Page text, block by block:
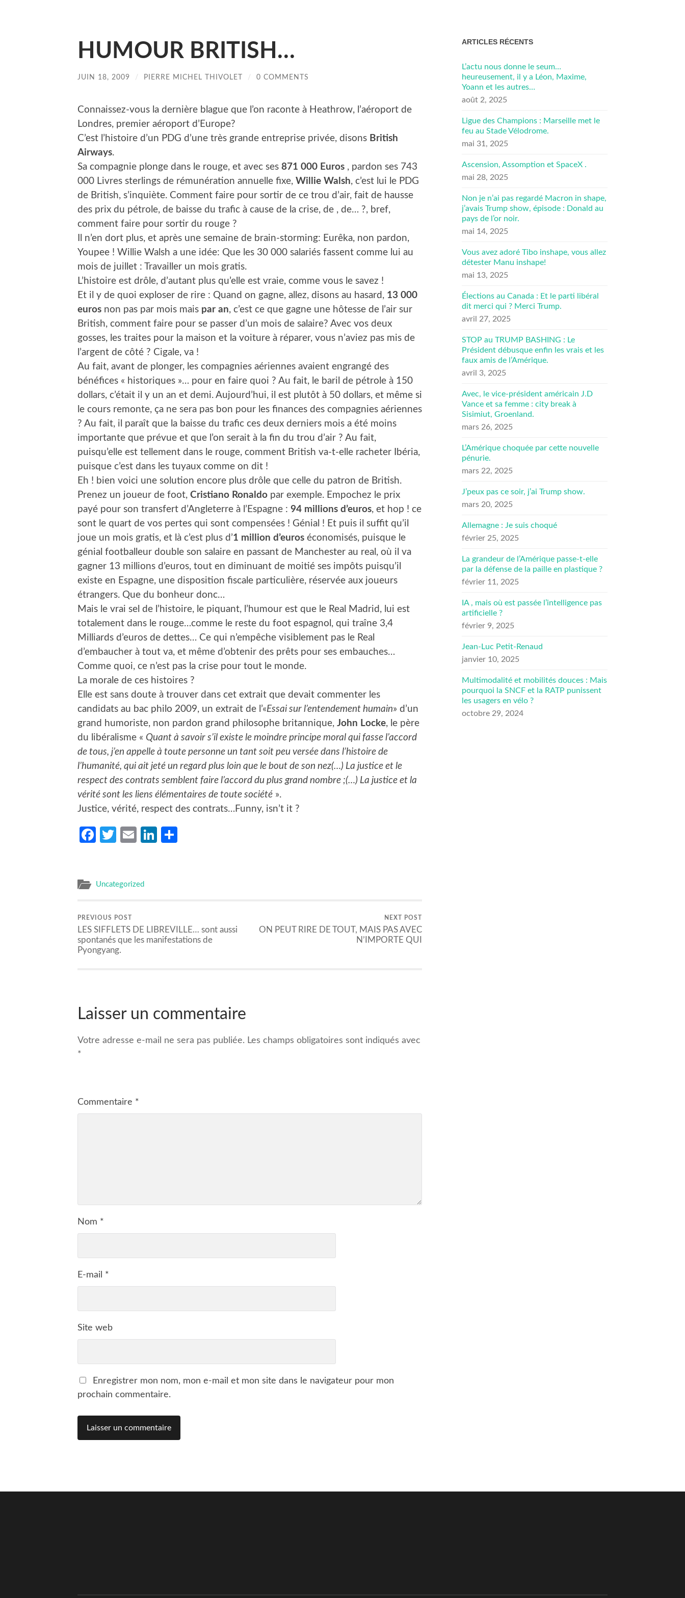
HUMOUR BRITISH…
JUIN 18, 2009 / PIERRE MICHEL THIVOLET / 0 COMMENTS
Connaissez-vous la dernière blague que l’on raconte à Heathrow, l’aéroport de
Londres, premier aéroport d’Europe?
C’est l’histoire d’un PDG d’une très grande entreprise privée, disons British
Airways.
Sa compagnie plonge dans le rouge, et avec ses 871 000 Euros , pardon ses 743
000 Livres sterlings de rémunération annuelle fixe, Willie Walsh, c’est lui le PDG
de British, s’inquiète. Comment faire pour sortir de ce trou d’air, fait de hausse
des prix du pétrole, de baisse du trafic à cause de la crise, de , de… ?, bref,
comment faire pour sortir du rouge ?
Il n’en dort plus, et après une semaine de brain-storming: Eurêka, non pardon,
Youpee ! Willie Walsh a une idée: Que les 30 000 salariés fassent comme lui au
mois de juillet : Travailler un mois gratis.
L’histoire est drôle, d’autant plus qu’elle est vraie, comme vous le savez !
Et il y de quoi exploser de rire : Quand on gagne, allez, disons au hasard, 13 000
euros non pas par mois mais par an, c’est ce que gagne une hôtesse de l’air sur
British, comment faire pour se passer d’un mois de salaire? Avec vos deux
gosses, les traites pour la maison et la voiture à réparer, vous n’aviez pas mis de
l’argent de côté ? Cigale, va !
Au fait, avant de plonger, les compagnies aériennes avaient engrangé des
bénéfices « historiques »… pour en faire quoi ? Au fait, le baril de pétrole à 150
dollars, c’était il y un an et demi. Aujourd’hui, il est plutôt à 50 dollars, et même si
le cours remonte, ça ne sera pas bon pour les finances des compagnies aériennes
? Au fait, il paraît que la baisse du trafic ces deux derniers mois a été moins
importante que prévue et que l’on serait à la fin du trou d’air ? Au fait,
puisqu’elle est tellement dans le rouge, comment British va-t-elle racheter Ibéria,
puisque c’est dans les tuyaux comme on dit !
Eh ! bien voici une solution encore plus drôle que celle du patron de British.
Prenez un joueur de foot, Cristiano Ronaldo par exemple. Empochez le prix
payé pour son transfert d’Angleterre à l’Espagne : 94 millions d’euros, et hop ! ce
sont le quart de vos pertes qui sont compensées ! Génial ! Et puis il suffit qu’il
joue un mois gratis, et là c’est plus d’1 million d’euros économisés, puisque le
génial footballeur double son salaire en passant de Manchester au real, où il va
gagner 13 millions d’euros, tout en diminuant de moitié ses impôts puisqu’il
existe en Espagne, une disposition fiscale particulière, réservée aux joueurs
étrangers. Que du bonheur donc…
Mais le vrai sel de l’histoire, le piquant, l’humour est que le Real Madrid, lui est
totalement dans le rouge…comme le reste du foot espagnol, qui traîne 3,4
Milliards d’euros de dettes… Ce qui n’empêche visiblement pas le Real
d’embaucher à tout va, et même d’obtenir des prêts pour ses embauches…
Comme quoi, ce n’est pas la crise pour tout le monde.
La morale de ces histoires ?
Elle est sans doute à trouver dans cet extrait que devait commenter les
candidats au bac philo 2009, un extrait de l’«Essai sur l’entendement humain» d’un
grand humoriste, non pardon grand philosophe britannique, John Locke, le père
du libéralisme « Quant à savoir s’il existe le moindre principe moral qui fasse l’accord
de tous, j’en appelle à toute personne un tant soit peu versée dans l’histoire de
l’humanité, qui ait jeté un regard plus loin que le bout de son nez(…) La justice et le
respect des contrats semblent faire l’accord du plus grand nombre ;(…) La justice et la
vérité sont les liens élémentaires de toute société ».
Justice, vérité, respect des contrats…Funny, isn’t it ?
Facebook
Twitter
EmailLinkedIn
Uncategorized
PREVIOUS POST
LES SIFFLETS DE LIBREVILLE… sont aussi
spontanés que les manifestations de
Pyongyang.
NEXT POST
ON PEUT RIRE DE TOUT, MAIS PAS AVEC
N’IMPORTE QUI
Laisser un commentaire
Votre adresse e-mail ne sera pas publiée. Les champs obligatoires sont indiqués avec
*
Commentaire *
Nom *
E-mail *
Site web
Enregistrer mon nom, mon e-mail et mon site dans le navigateur pour mon
prochain commentaire.
ARTICLES RÉCENTS
L’actu nous donne le seum…
heureusement, il y a Léon, Maxime,
Yoann et les autres…
août 2, 2025
Ligue des Champions : Marseille met le
feu au Stade Vélodrome.
mai 31, 2025
Ascension, Assomption et SpaceX .
mai 28, 2025
Non je n’ai pas regardé Macron in shape,
j’avais Trump show, épisode : Donald au
pays de l’or noir.
mai 14, 2025
Vous avez adoré Tibo inshape, vous allez
détester Manu inshape!
mai 13, 2025
Élections au Canada : Et le parti libéral
dit merci qui ? Merci Trump.
avril 27, 2025
STOP au TRUMP BASHING : Le
Président débusque enfin les vrais et les
faux amis de l’Amérique.
avril 3, 2025
Avec, le vice-président américain J.D
Vance et sa femme : city break à
Sisimiut, Groenland.
mars 26, 2025
L’Amérique choquée par cette nouvelle
pénurie.
mars 22, 2025
J’peux pas ce soir, j’ai Trump show.
mars 20, 2025
Allemagne : Je suis choqué
février 25, 2025
La grandeur de l’Amérique passe-t-elle
par la défense de la paille en plastique ?
février 11, 2025
IA , mais où est passée l’intelligence pas
artificielle ?
février 9, 2025
Jean-Luc Petit-Renaud
janvier 10, 2025
Multimodalité et mobilités douces : Mais
pourquoi la SNCF et la RATP punissent
les usagers en vélo ?
octobre 29, 2024